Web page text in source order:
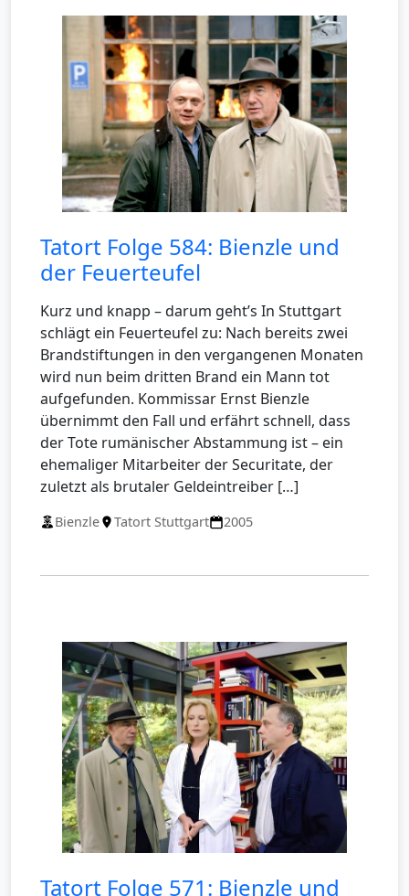
Tatort Folge 584: Bienzle und
der Feuerteufel
Kurz und knapp – darum geht’s In Stuttgart
schlägt ein Feuerteufel zu: Nach bereits zwei
Brandstiftungen in den vergangenen Monaten
wird nun beim dritten Brand ein Mann tot
aufgefunden. Kommissar Ernst Bienzle
übernimmt den Fall und erfährt schnell, dass
der Tote rumänischer Abstammung ist – ein
ehemaliger Mitarbeiter der Securitate, der
zuletzt als brutaler Geldeintreiber […]
Bienzle Tatort Stuttgart 2005
Tatort Folge 571: Bienzle und